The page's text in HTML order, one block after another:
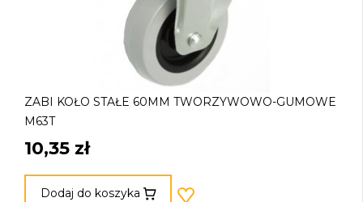
ZABI KOŁO STAŁE 60MM TWORZYWOWO-GUMOWE
M63T
10,35 zł
Dodaj do koszyka